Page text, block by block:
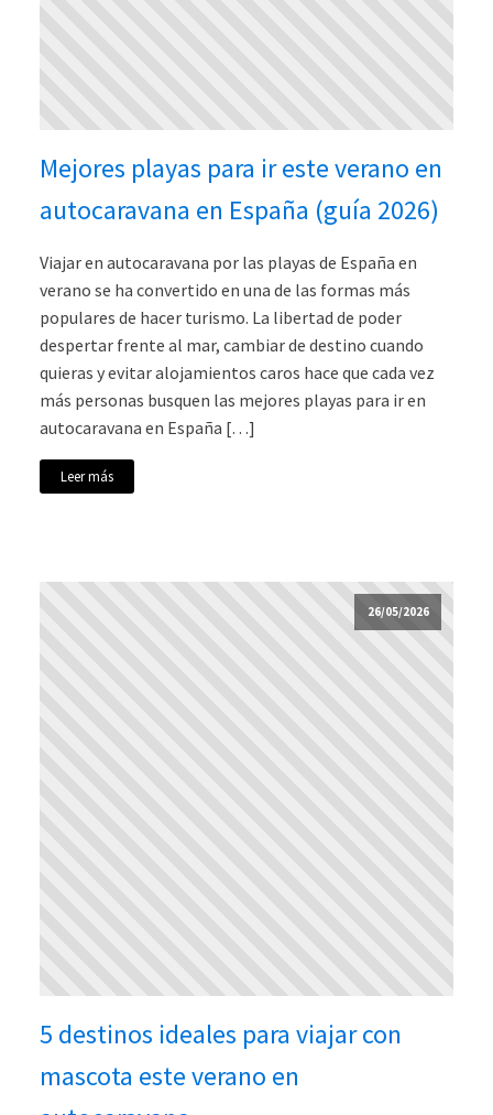
Mejores playas para ir este verano en
autocaravana en España (guía 2026)
Viajar en autocaravana por las playas de España en
verano se ha convertido en una de las formas más
populares de hacer turismo. La libertad de poder
despertar frente al mar, cambiar de destino cuando
quieras y evitar alojamientos caros hace que cada vez
más personas busquen las mejores playas para ir en
autocaravana en España […]
Leer más
26/05/2026
5 destinos ideales para viajar con
mascota este verano en